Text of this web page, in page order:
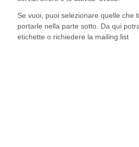
Se vuoi, puoi selezionare quelle che
portarle nella parte sotto. Da qui
etichette o richiedere la mailing list